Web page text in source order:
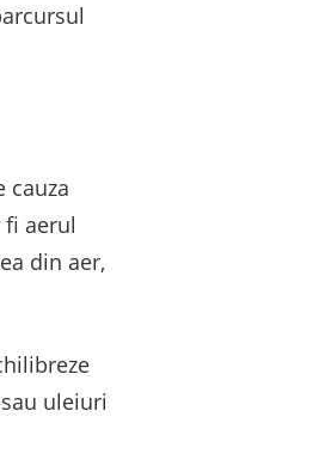
cauza
aerul
din aer,
uleiuri